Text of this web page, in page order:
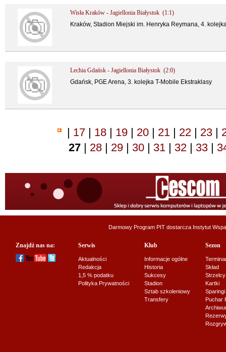
Wisła Kraków - Jagiellonia Białystok (1:1)
Kraków, Stadion Miejski im. Henryka Reymana, 4.
Lechia Gdańsk - Jagiellonia Białystok (2:0)
Gdańsk, PGE Arena, 3. kolejka T-Mobile Ekstraklasy
| 17 | 18 | 19 | 20 | 21 | 22 | 23 |
27 | 28 | 29 | 30 | 31 | 32 | 33 |
Darmowy Program PIT dostarcza Instytut
Znajdź nas na: Serwis
Aktualności
Redakcja
1,5 % podatku
Polityka Prywatności
Klub
Informacje ogólne
Historia
Sukcesy
Stadion
Sztab szkoleniowy
Transfery
Sezon
Skład
Strzelcy
Kartki
Sparingi
Puchar